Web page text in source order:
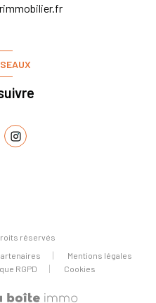
réservés
Mentions légales
RGPD Cookies